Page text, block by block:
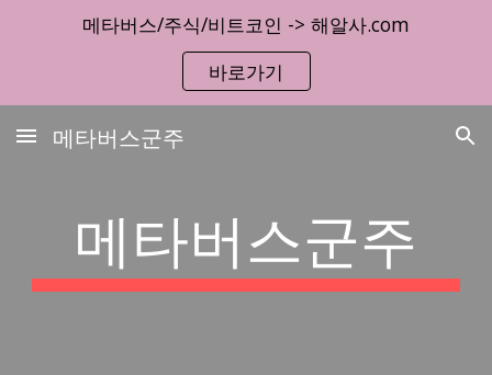
Skip to main content Skip to navigation
메타버스/주식/비트코인 -> 해알사.com
바로가기
메타버스군주
메타버스군주